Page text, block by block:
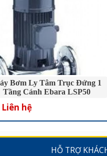
Bơm Ly Tâm Trục Đứng 1
Tầng Cánh Ebara LSP50
Liên hệ
HỖ TRỢ